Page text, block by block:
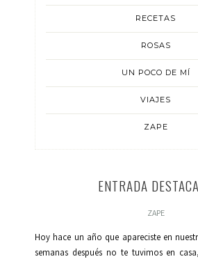
RECETAS
ROSAS
UN POCO DE MÍ
VIAJES
ZAPE
ENTRADA
ZAPE
Hoy hace un año que apareciste en
semanas después no te tuvimos en